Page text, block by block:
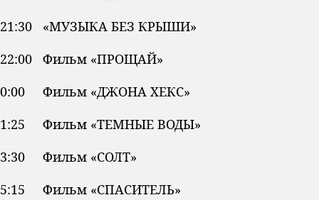
21:30 «МУЗЫКА БЕЗ КРЫШИ»
22:00 Фильм «ПРОЩАЙ»
0:00 Фильм «ДЖОНА ХЕКС»
1:25 Фильм «ТЕМНЫЕ ВОДЫ»
3:30 Фильм «СОЛТ»
5:15 Фильм «СПАСИТЕЛЬ»